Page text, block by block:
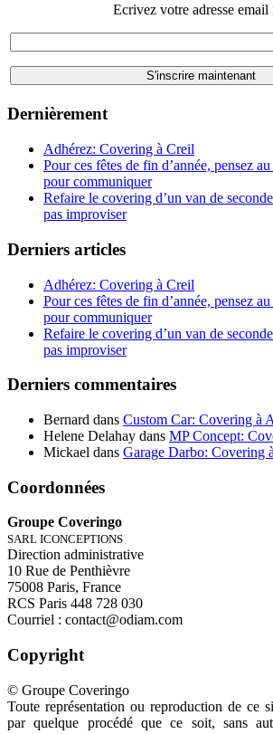
Ecrivez votre adresse email
Dernièrement
Adhérez: Covering à Creil
Pour ces fêtes de fin d’année, pensez
pour communiquer
Refaire le covering d’un van de
pas improviser
Derniers articles
Adhérez: Covering à Creil
Pour ces fêtes de fin d’année, pensez
pour communiquer
Refaire le covering d’un van de
pas improviser
Derniers commentaires
Bernard dans Custom Car: Covering à
Helene Delahay dans MP Concept:
Mickael dans Garage Darbo: Covering
Coordonnées
Groupe Coveringo
SARL ICONCEPTIONS
Direction administrative
10 Rue de Penthièvre
75008 Paris, France
RCS Paris 448 728 030
Courriel : contact@odiam.com
Copyright
© Groupe Coveringo
Toute représentation ou reproduction de ce
par quelque procédé que ce soit, sans